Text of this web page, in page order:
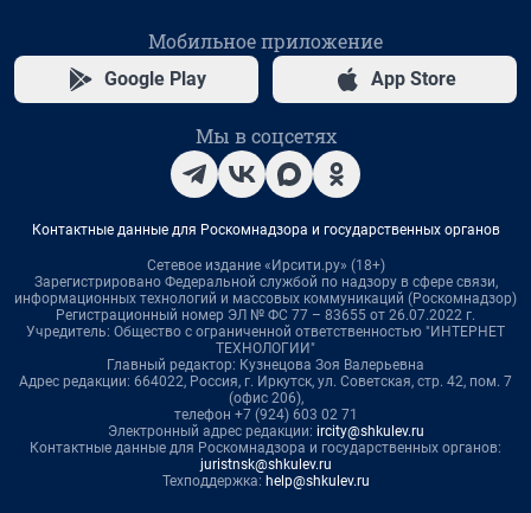
Мобильное приложение
Google Play App Store
Мы в соцсетях
Контактные данные для Роскомнадзора и государственных органов
Сетевое издание «Ирсити.ру» (18+)
Зарегистрировано Федеральной службой по надзору в сфере связи,
информационных технологий и массовых коммуникаций (Роскомнадзор)
Регистрационный номер ЭЛ № ФС 77 – 83655 от 26.07.2022 г.
Учредитель: Общество с ограниченной ответственностью "ИНТЕРНЕТ
ТЕХНОЛОГИИ"
Главный редактор: Кузнецова Зоя Валерьевна
Адрес редакции: 664022, Россия, г. Иркутск, ул. Советская, стр. 42, пом. 7
(офис 206),
телефон +7 (924) 603 02 71
Электронный адрес редакции: ircity@shkulev.ru
Контактные данные для Роскомнадзора и государственных органов:
juristnsk@shkulev.ru
Техподдержка: help@shkulev.ru